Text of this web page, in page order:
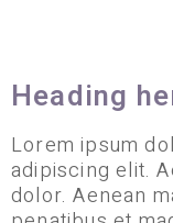
Heading
Lorem ipsum
adipiscing elit.
dolor. Aenean